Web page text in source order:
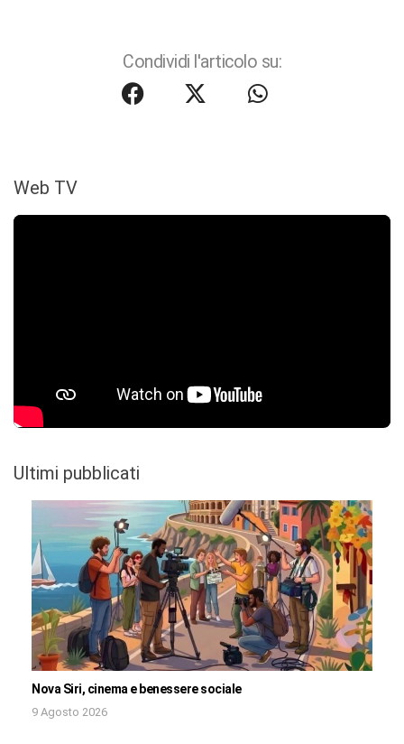
Condividi l'articolo su:
Web TV
Ultimi pubblicati
Nova Siri, cinema e benessere sociale
9 Agosto 2026